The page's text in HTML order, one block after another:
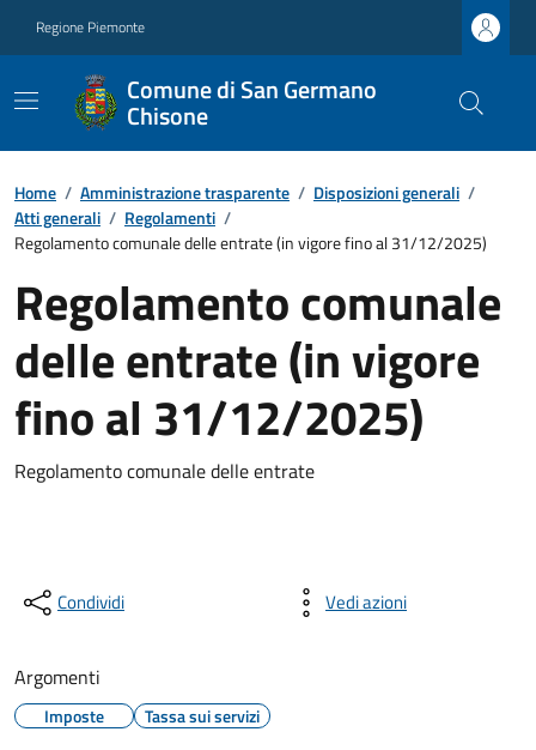
Regione Piemonte
Comune di San Germano
Chisone
Home / Amministrazione trasparente / Disposizioni generali /
Atti generali / Regolamenti /
Regolamento comunale delle entrate (in vigore fino al 31/12/2025)
Regolamento comunale
delle entrate (in vigore
fino al 31/12/2025)
Regolamento comunale delle entrate
Condividi Vedi azioni
Argomenti
Imposte Tassa sui servizi